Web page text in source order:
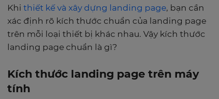
Khi thiết kế và xây dựng landing page, bạn cần
xác định rõ kích thước chuẩn của landing page
trên mỗi loại thiết bị khác nhau. Vậy kích thước
landing page chuẩn là gì?
Kích thước landing page trên máy
tính